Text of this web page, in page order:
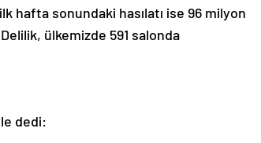
hafta sonundaki hasılatı ise 96 milyon
ülkemizde 591 salonda
dedi: